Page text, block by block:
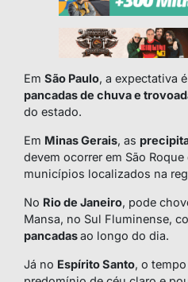
Em São Paulo, a expectativa
pancadas de chuva e
do estado.
Em Minas Gerais, as
devem ocorrer em São
municípios localizados na
No Rio de Janeiro, pode
Mansa, no Sul Fluminense,
pancadasao longo do dia.
Já no Espírito Santo, o